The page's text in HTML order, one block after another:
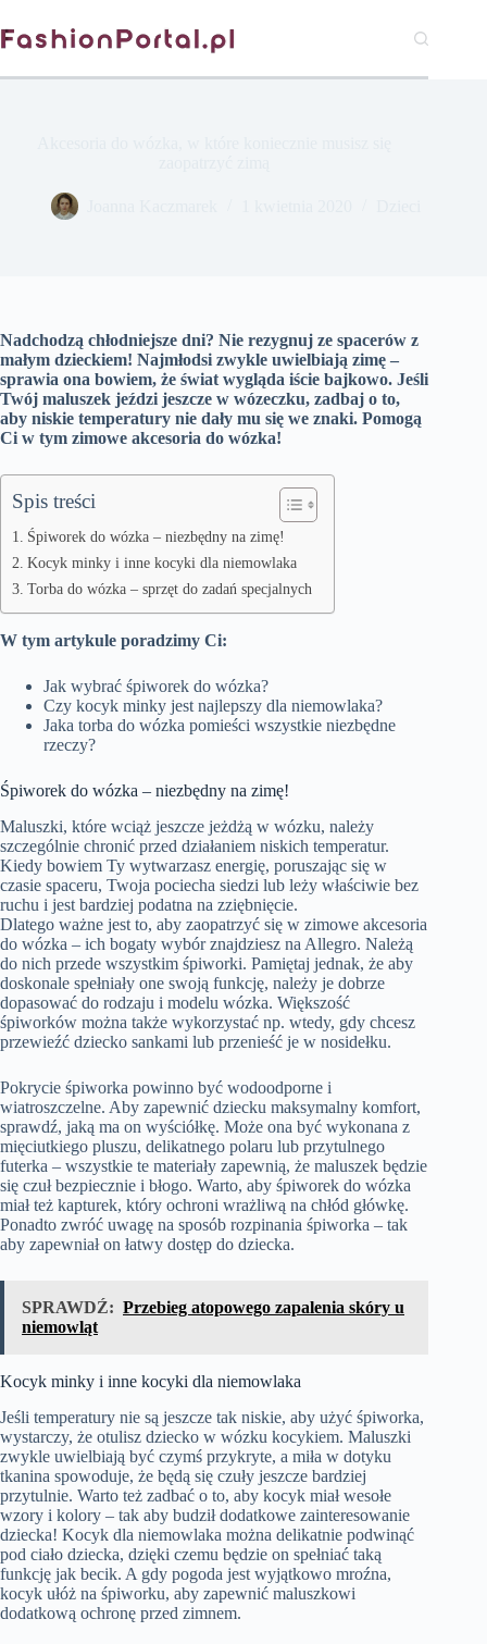
do
treści
Nadchodzą chłodniejsze dni? Nie rezygnuj ze spacerów z
małym dzieckiem! Najmłodsi zwykle uwielbiają zimę –
sprawia ona bowiem, że świat wygląda iście bajkowo. Jeśli
Twój maluszek jeździ jeszcze w wózeczku, zadbaj o to,
aby niskie temperatury nie dały mu się we znaki. Pomogą
Ci w tym zimowe akcesoria do wózka!
Spis treści
Śpiworek do wózka – niezbędny na zimę!
Kocyk minky i inne kocyki dla niemowlaka
Torba do wózka – sprzęt do zadań specjalnych
W tym artykule poradzimy Ci:
Jak wybrać śpiworek do wózka?
Czy kocyk minky jest najlepszy dla niemowlaka?
Jaka torba do wózka pomieści wszystkie niezbędne
rzeczy?
Śpiworek do wózka – niezbędny na zimę!
Maluszki, które wciąż jeszcze jeżdżą w wózku, należy
szczególnie chronić przed działaniem niskich temperatur.
Kiedy bowiem Ty wytwarzasz energię, poruszając się w
czasie spaceru, Twoja pociecha siedzi lub leży właściwie bez
ruchu i jest bardziej podatna na zziębnięcie.
Dlatego ważne jest to, aby zaopatrzyć się w zimowe akcesoria
do wózka – ich bogaty wybór znajdziesz na Allegro. Należą
do nich przede wszystkim śpiworki. Pamiętaj jednak, że aby
doskonale spełniały one swoją funkcję, należy je dobrze
dopasować do rodzaju i modelu wózka. Większość
śpiworków można także wykorzystać np. wtedy, gdy chcesz
przewieźć dziecko sankami lub przenieść je w nosidełku.
Pokrycie śpiworka powinno być wodoodporne i
wiatroszczelne. Aby zapewnić dziecku maksymalny komfort,
sprawdź, jaką ma on wyściółkę. Może ona być wykonana z
mięciutkiego pluszu, delikatnego polaru lub przytulnego
futerka – wszystkie te materiały zapewnią, że maluszek będzie
się czuł bezpiecznie i błogo. Warto, aby śpiworek do wózka
miał też kapturek, który ochroni wrażliwą na chłód główkę.
Ponadto zwróć uwagę na sposób rozpinania śpiworka – tak
aby zapewniał on łatwy dostęp do dziecka.
SPRAWDŹ: Przebieg atopowego zapalenia skóry u
niemowląt
Kocyk minky i inne kocyki dla niemowlaka
Jeśli temperatury nie są jeszcze tak niskie, aby użyć śpiworka,
wystarczy, że otulisz dziecko w wózku kocykiem. Maluszki
zwykle uwielbiają być czymś przykryte, a miła w dotyku
tkanina spowoduje, że będą się czuły jeszcze bardziej
przytulnie. Warto też zadbać o to, aby kocyk miał wesołe
wzory i kolory – tak aby budził dodatkowe zainteresowanie
dziecka! Kocyk dla niemowlaka można delikatnie podwinąć
pod ciało dziecka, dzięki czemu będzie on spełniać taką
funkcję jak becik. A gdy pogoda jest wyjątkowo mroźna,
kocyk ułóż na śpiworku, aby zapewnić maluszkowi
dodatkową ochronę przed zimnem.